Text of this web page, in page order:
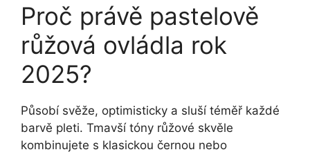
Proč právě pastelově
růžová ovládla rok
2025?
Působí svěže, optimisticky a sluší téměř každé
barvě pleti. Tmavší tóny růžové skvěle
kombinujete s klasickou černou nebo